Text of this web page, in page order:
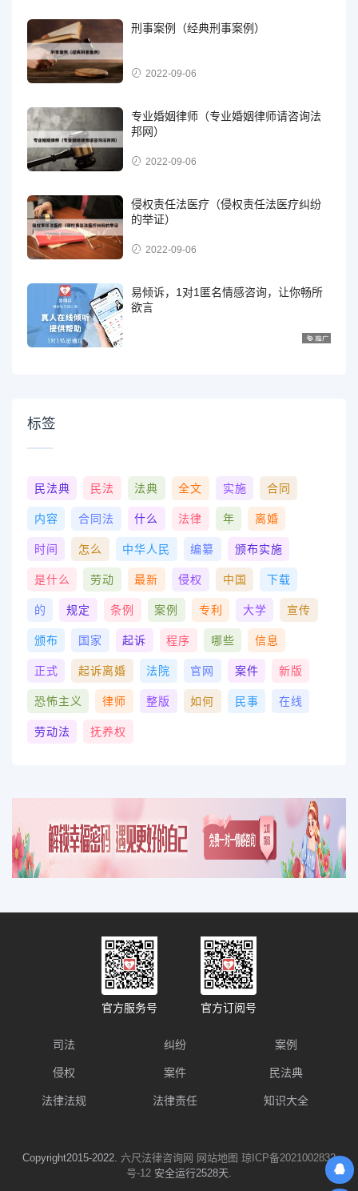
刑事案例（经典刑事案例）
2022-09-06
专业婚姻律师（专业婚姻律师请咨询法
邦网）
2022-09-06
侵权责任法医疗（侵权责任法医疗纠纷
的举证）
2022-09-06
易倾诉，1对1匿名情感咨询，让你畅所
欲言
标签
民法典 民法 法典 全文 实施 合同
内容 合同法 什么 法律 年 离婚
时间 怎么 中华人民 编纂 颁布实施
是什么 劳动 最新 侵权 中国 下载
的 规定 条例 案例 专利 大学 宣传
颁布 国家 起诉 程序 哪些 信息
正式 起诉离婚 法院 官网 案件 新版
恐怖主义 律师 整版 如何 民事 在线
劳动法 抚养权
官方服务号 官方订阅号
司法 纠纷 案例
侵权 案件 民法典
法律法规 法律责任 知识大全
Copyright2015-2022. 六尺法律咨询网 网站地图 琼ICP备2021002832
号-12 安全运行2528天.